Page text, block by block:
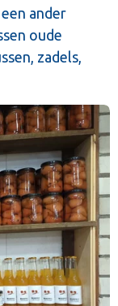
ander
oude
zadels,